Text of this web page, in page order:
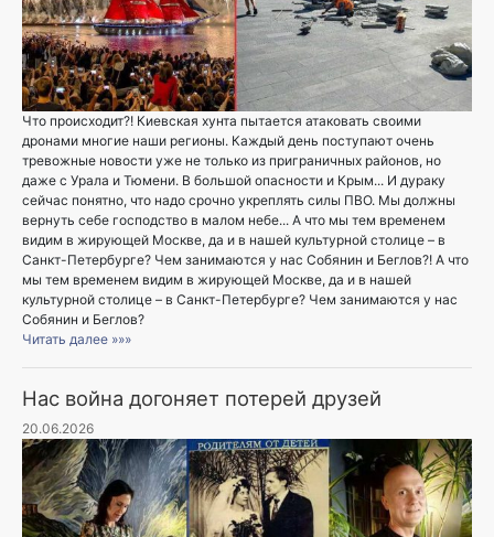
Что происходит?! Киевская хунта пытается атаковать своими
дронами многие наши регионы. Каждый день поступают очень
тревожные новости уже не только из приграничных районов, но
даже с Урала и Тюмени. В большой опасности и Крым... И дураку
сейчас понятно, что надо срочно укреплять силы ПВО. Мы должны
вернуть себе господство в малом небе... А что мы тем временем
видим в жирующей Москве, да и в нашей культурной столице – в
Санкт-Петербурге? Чем занимаются у нас Собянин и Беглов?! А что
мы тем временем видим в жирующей Москве, да и в нашей
культурной столице – в Санкт-Петербурге? Чем занимаются у нас
Собянин и Беглов?
Читать далее »»»
Нас война догоняет потерей друзей
20.06.2026